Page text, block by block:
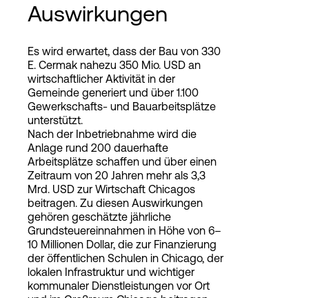
Auswirkungen
Es wird erwartet, dass der Bau von 330
E. Cermak nahezu 350 Mio. USD an
wirtschaftlicher Aktivität in der
Gemeinde generiert und über 1.100
Gewerkschafts- und Bauarbeitsplätze
unterstützt.
Nach der Inbetriebnahme wird die
Anlage rund 200 dauerhafte
Arbeitsplätze schaffen und über einen
Zeitraum von 20 Jahren mehr als 3,3
Mrd. USD zur Wirtschaft Chicagos
beitragen. Zu diesen Auswirkungen
gehören geschätzte jährliche
Grundsteuereinnahmen in Höhe von 6–
10 Millionen Dollar, die zur Finanzierung
der öffentlichen Schulen in Chicago, der
lokalen Infrastruktur und wichtiger
kommunaler Dienstleistungen vor Ort